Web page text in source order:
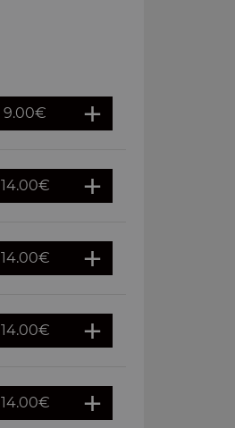
9.00€
14.00€
14.00€
14.00€
14.00€